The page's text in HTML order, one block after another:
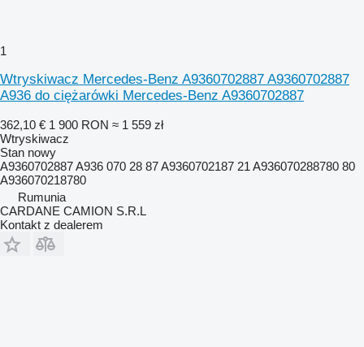
1
Wtryskiwacz Mercedes-Benz A9360702887 A9360702887
A936 do ciężarówki Mercedes-Benz A9360702887
362,10 € 1 900 RON ≈ 1 559 zł
Wtryskiwacz
Stan nowy
A9360702887 A936 070 28 87 A9360702187 21 A936070288780 80
A936070218780
Rumunia
CARDANE CAMION S.R.L
Kontakt z dealerem